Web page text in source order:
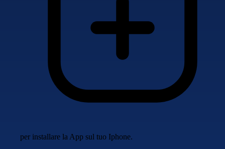
per installare la App sul tuo Iphone.